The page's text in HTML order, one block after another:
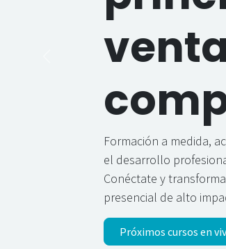
Formación a medida,
el desarrollo
Conéctate y
presencial de alto
​Próximos cursos en